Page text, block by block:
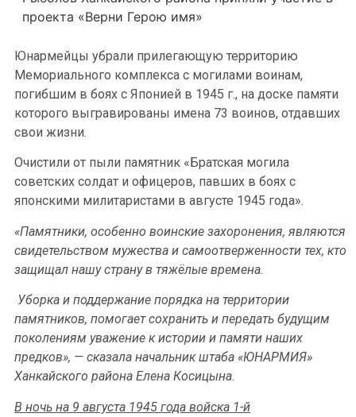
проекта «Верни Герою имя»
Юнармейцы убрали прилегающую территорию
Мемориального комплекса с могилами воинам,
погибшим в боях с Японией в 1945 г., на доске памяти
которого выгравированы имена 73 воинов, отдавших
свои жизни.
Очистили от пыли памятник «Братская могила
советских солдат и офицеров, павших в боях с
японскими милитаристами в августе 1945 года».
«Памятники, особенно воинские захоронения, являются
свидетельством мужества и самоотверженности тех, кто
защищал нашу страну в тяжёлые времена.
Уборка и поддержание порядка на территории
памятников, помогает сохранить и передать будущим
поколениям уважение к истории и памяти наших
предков», — сказала начальник штаба «ЮНАРМИЯ»
Ханкайского района Елена Косицына.
В ночь на 9 августа 1945 года войска 1-й